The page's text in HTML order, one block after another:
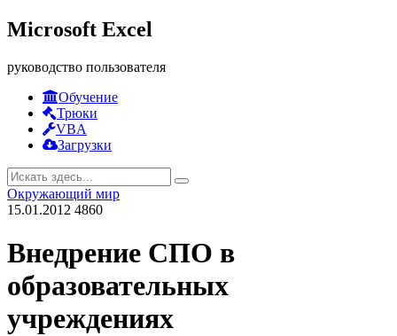
Microsoft Excel
руководство пользователя
Обучение
Трюки
VBA
Загрузки
Окружающий мир
15.01.2012 4860
Внедрение СПО в
образовательных
учреждениях